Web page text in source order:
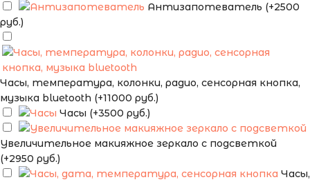
Антизапотеватель (+2500
руб.)
Часы, температура, колонки, радио, сенсорная кнопка,
музыка bluetooth (+11000 руб.)
Часы (+3500 руб.)
Увеличительное макияжное зеркало с подсветкой
(+2950 руб.)
Часы,